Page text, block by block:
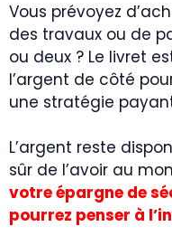
Vous prévoyez
des travaux ou de
ou deux ? Le livret
l’argent de côté
une stratégie
L’argent reste
sûr de l’avoir au
votre épargne de
pourrez penser à